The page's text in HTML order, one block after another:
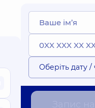
Оберіть дату /